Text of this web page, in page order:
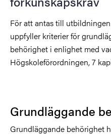
För att antas till
uppfyller kriterier för
behörighet i enlighet med
Högskoleförordningen, 7
Grundläggande
Grundläggande behörighet